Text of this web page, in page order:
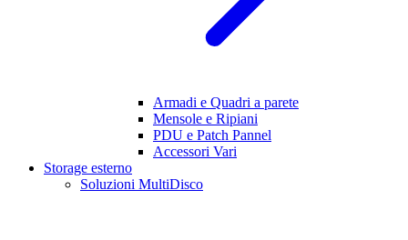
Armadi e Quadri a parete
Mensole e Ripiani
PDU e Patch Pannel
Accessori Vari
Storage esterno
Soluzioni MultiDisco